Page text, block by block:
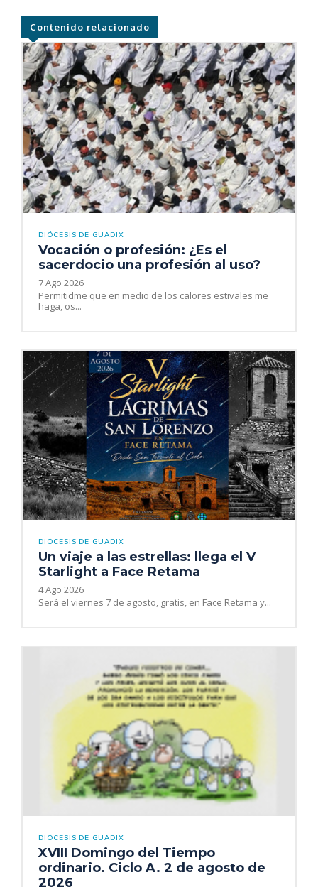
Contenido relacionado
DIÓCESIS DE GUADIX
Vocación o profesión: ¿Es el
sacerdocio una profesión al uso?
7 Ago 2026
Permitidme que en medio de los calores estivales me
haga, os...
DIÓCESIS DE GUADIX
Un viaje a las estrellas: llega el V
Starlight a Face Retama
4 Ago 2026
Será el viernes 7 de agosto, gratis, en Face Retama y...
DIÓCESIS DE GUADIX
XVIII Domingo del Tiempo
ordinario. Ciclo A. 2 de agosto de
2026